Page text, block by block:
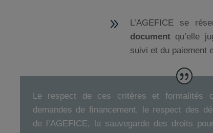
9 L’AGEFICE se
document qu’elle
suivi et du paiement
Le respect de ces critères et formalités
demandes de financement, le respect des
de l’AGEFICE, la sauvegarde des droits